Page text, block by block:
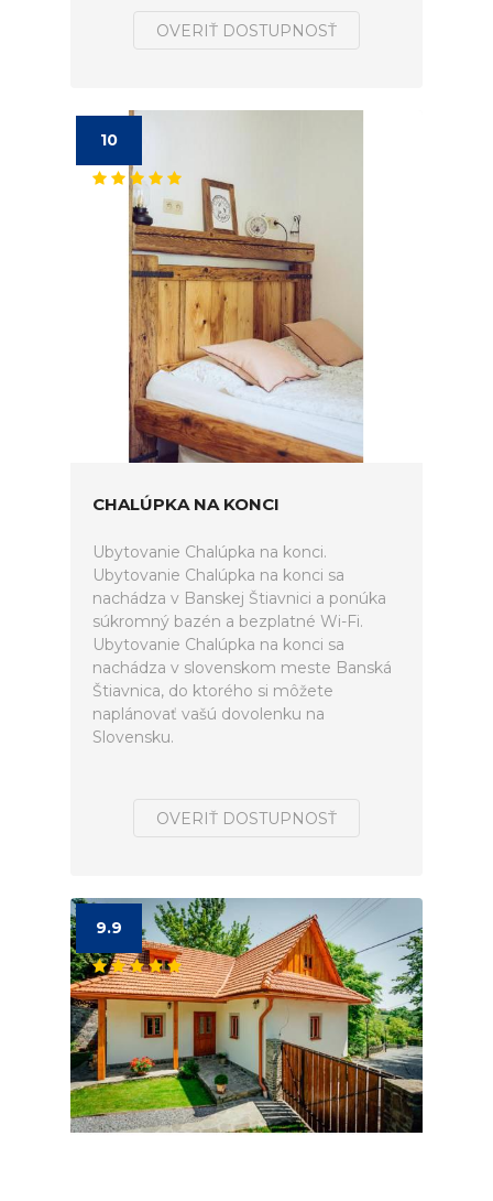
OVERIŤ DOSTUPNOSŤ
10
CHALÚPKA NA KONCI
Ubytovanie Chalúpka na konci.
Ubytovanie Chalúpka na konci sa
nachádza v Banskej Štiavnici a ponúka
súkromný bazén a bezplatné Wi-Fi.
Ubytovanie Chalúpka na konci sa
nachádza v slovenskom meste Banská
Štiavnica, do ktorého si môžete
naplánovať vašú dovolenku na
Slovensku.
OVERIŤ DOSTUPNOSŤ
9.9